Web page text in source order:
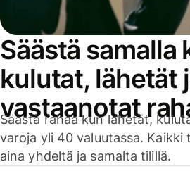
Säästä samalla
kulutat, lähetät
vastaanotat
Säästä rahaa kun lähetät,
varoja yli 40 valuutassa.
aina yhdeltä ja samalta tilillä.